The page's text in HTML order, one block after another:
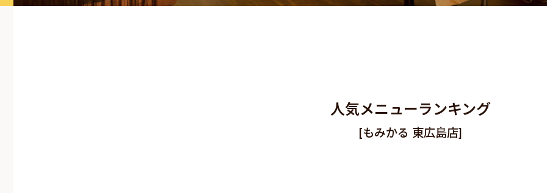
人気メニューランキング
[もみかる 東広島店]